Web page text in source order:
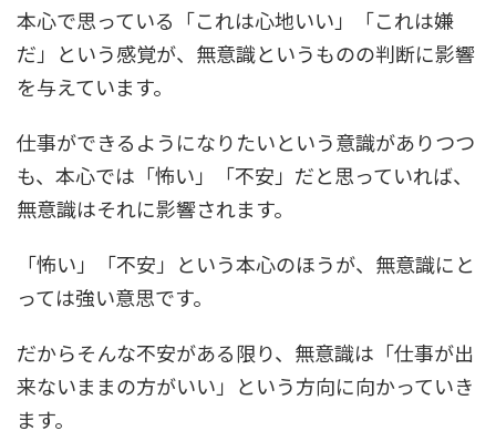
本心で思っている「これは心地いい」「これは嫌
だ」という感覚が、無意識というものの判断に影響
を与えています。
仕事ができるようになりたいという意識がありつつ
も、本心では「怖い」「不安」だと思っていれば、
無意識はそれに影響されます。
「怖い」「不安」という本心のほうが、無意識にと
っては強い意思です。
だからそんな不安がある限り、無意識は「仕事が出
来ないままの方がいい」という方向に向かっていき
ます。